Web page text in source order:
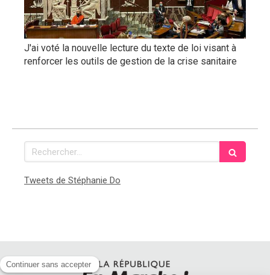
J'ai voté la nouvelle lecture du texte de loi visant à
renforcer les outils de gestion de la crise sanitaire
Rechercher
Tweets de Stéphanie Do